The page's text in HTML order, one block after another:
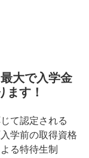
大で入学金
ます！
て認定される
学前の取得資格
る特待生制